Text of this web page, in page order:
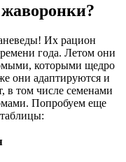
Их рацион
года. Летом они
которыми щедро
они адаптируются и
в том числе семенами
Попробуем еще